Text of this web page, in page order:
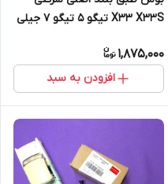
X33 X33S تیگو 5 تیگو 7 جیلی
1,875,000
افزودن به سبد